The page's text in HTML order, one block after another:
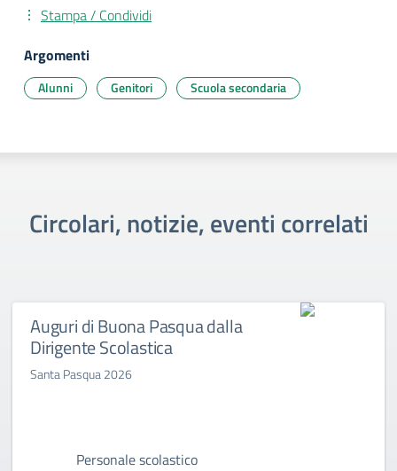
Stampa / Condividi
Argomenti
Alunni Genitori Scuola secondaria
Circolari, notizie, eventi correlati
Auguri di Buona Pasqua dalla
Dirigente Scolastica
Santa Pasqua 2026
Personale scolastico